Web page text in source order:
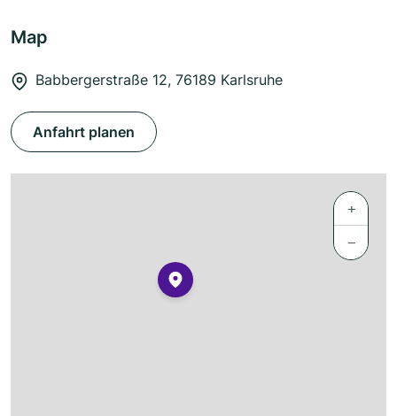
Map
Babbergerstraße 12, 76189 Karlsruhe
Anfahrt planen
+
−